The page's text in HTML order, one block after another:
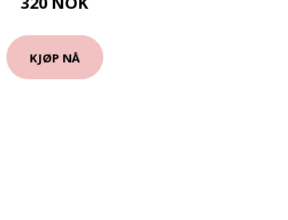
KJØP NÅ